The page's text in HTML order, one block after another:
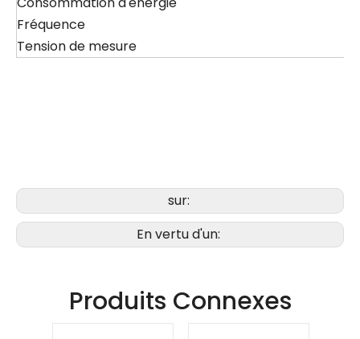
Fréquence
Tension de mesure
sur:
En vertu d'un:
Produits Connexes